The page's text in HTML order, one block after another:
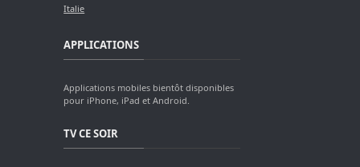
Italie
APPLICATIONS
Applications mobiles bientôt disponibles
pour iPhone, iPad et Android.
TV CE SOIR